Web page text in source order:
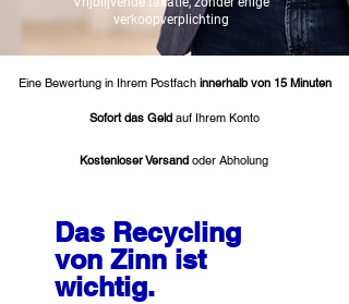
verkoopverplichting
Eine Bewertung in Ihrem Postfach innerhalb von 15 Minuten
Sofort das Geld auf Ihrem Konto
Kostenloser Versand oder Abholung
Das Recycling
von Zinn ist
wichtig.